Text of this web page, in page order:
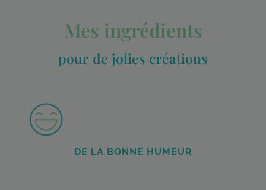
Mes ingrédients
pour de jolies créations
DE LA BONNE HUMEUR